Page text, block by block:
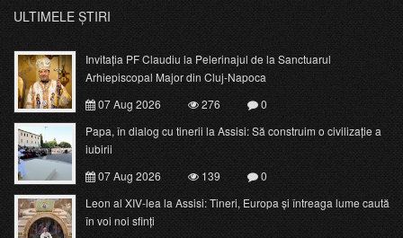
ULTIMELE ȘTIRI
Invitația PF Claudiu la Pelerinajul de la Sanctuarul
Arhiepiscopal Major din Cluj-Napoca
07 Aug 2026
276
0
Papa, în dialog cu tinerii la Assisi: Să construim o civilizație a
iubirii
07 Aug 2026
139
0
Leon al XIV-lea la Assisi: Tineri, Europa și întreaga lume caută
în voi noi sfinți